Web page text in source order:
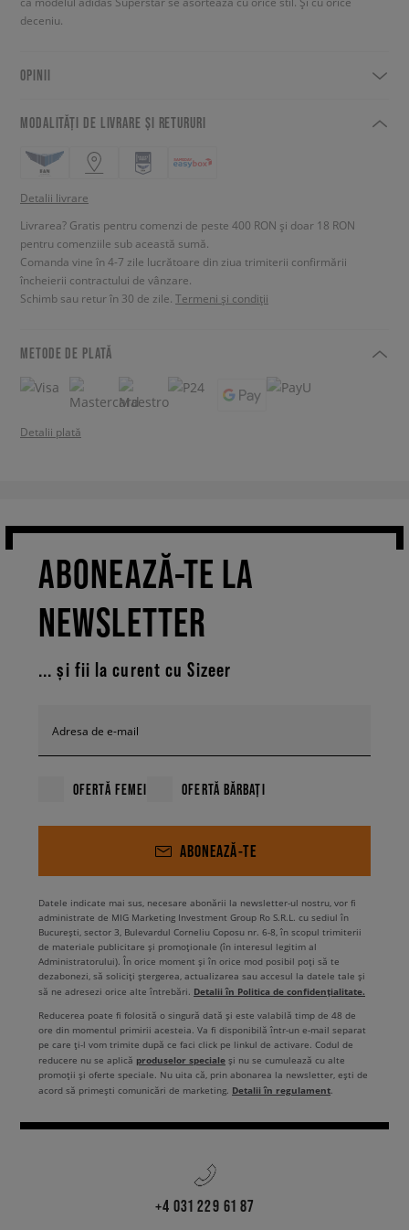
deceniu.
OPINII
MODALITĂȚI DE LIVRARE ȘI RETURURI
Detalii livrare
Livrarea? Gratis pentru comenzi de peste 400 RON și doar 18 RON
pentru comenziile sub această sumă.
Comanda vine în 4-7 zile lucrătoare din ziua trimiterii confirmării
încheierii contractului de vânzare.
Schimb sau retur în 30 de zile. Termeni și condiții
METODE DE PLATĂ
Detalii plată
ABONEAZĂ-TE LA
NEWSLETTER
... și fii la curent cu Sizeer
Adresa de e-mail
OFERTĂ FEMEI OFERTĂ BĂRBAȚI
ABONEAZĂ-TE
Datele indicate mai sus, necesare abonării la newsletter-ul nostru, vor fi
administrate de MIG Marketing Investment Group Ro S.R.L. cu sediul în
București, sector 3, Bulevardul Corneliu Coposu nr. 6-8, în scopul trimiterii
de materiale publicitare și promoționale (în interesul legitim al
Administratorului). În orice moment și în orice mod posibil poți să te
dezabonezi, să soliciți ștergerea, actualizarea sau accesul la datele tale și
să ne adresezi orice alte întrebări. Detalii în Politica de confidențialitate.
Reducerea poate fi folosită o singură dată și este valabilă timp de 48 de
ore din momentul primirii acesteia. Va fi disponibilă într-un e-mail separat
pe care ți-l vom trimite după ce faci click pe linkul de activare. Codul de
reducere nu se aplică produselor speciale și nu se cumulează cu alte
promoții și oferte speciale. Nu uita că, prin abonarea la newsletter, ești de
acord să primești comunicări de marketing. Detalii în regulament.
+4 031 229 61 87